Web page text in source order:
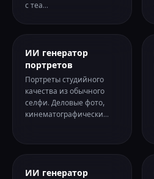
с теа...
ИИ генератор
портретов
Портреты студийного
качества из обычного
селфи. Деловые фото,
кинематографически...
ИИ генератор